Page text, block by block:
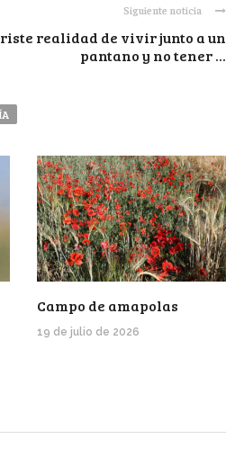
Siguiente noticia
realidad de vivir junto a un
pantano y no tener ...
Campo de amapolas
19 de julio de 2026